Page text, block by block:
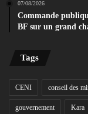
07/08/2026
Commande
BF sur un grand
Tags
CENI conseil des
gouvernement Kara